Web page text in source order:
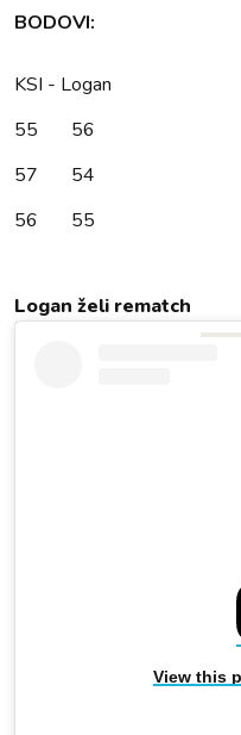
BODOVI:
KSI - Logan
55 56
57 54
56 55
Logan želi rematch
View this